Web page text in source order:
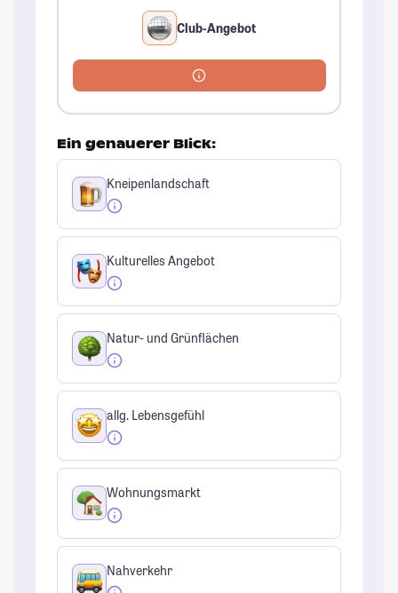
Club-Angebot
Ein genauerer Blick:
Kneipenlandschaft
Kulturelles Angebot
Natur- und Grünflächen
allg. Lebensgefühl
Wohnungsmarkt
Nahverkehr